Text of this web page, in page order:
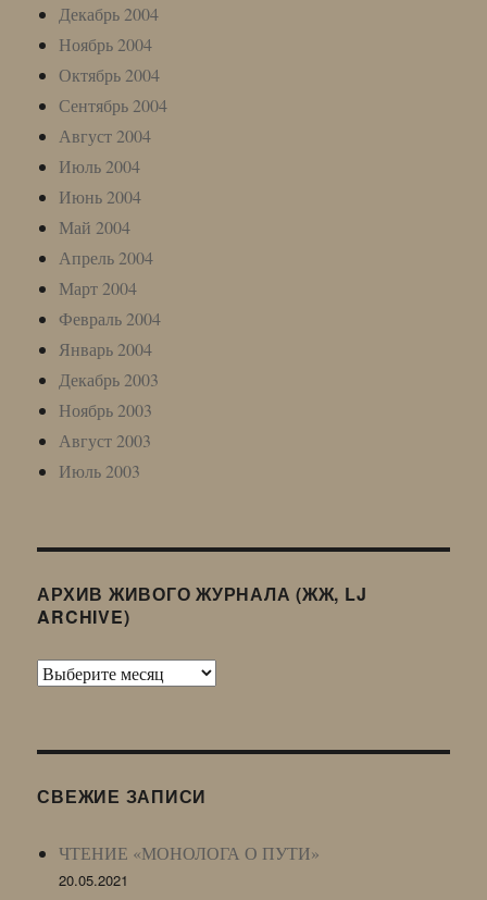
Декабрь 2004
Ноябрь 2004
Октябрь 2004
Сентябрь 2004
Август 2004
Июль 2004
Июнь 2004
Май 2004
Апрель 2004
Март 2004
Февраль 2004
Январь 2004
Декабрь 2003
Ноябрь 2003
Август 2003
Июль 2003
АРХИВ ЖИВОГО ЖУРНАЛА (ЖЖ, LJ
ARCHIVE)
Архив
LJ
СВЕЖИЕ ЗАПИСИ
ЧТЕНИЕ «МОНОЛОГА О ПУТИ»
20.05.2021